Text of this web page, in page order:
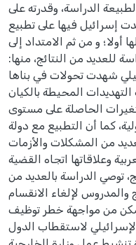
الدراسة، وقدرته على
إسرائيل فيها على تطبيع
أولا؛ و من ثم الامتداد إلى
للعديد من النتائج، منها:
شهدت تحولات في بناها
التهديدات المحيطة بالكيان
الحاصلة على مستوى
كما أن التطبيع مع دولة
من المشكلات والأزمات
وعلاقاتها اتجاه القضية
توصي الدراسة بالعديد من
لإلغاء الانقسام
من مواجهة خطر توظيف
الإسرائيلي لاستقطاب الدول